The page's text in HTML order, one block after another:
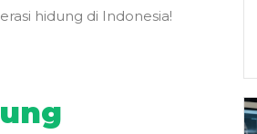
hidung di Indonesia!